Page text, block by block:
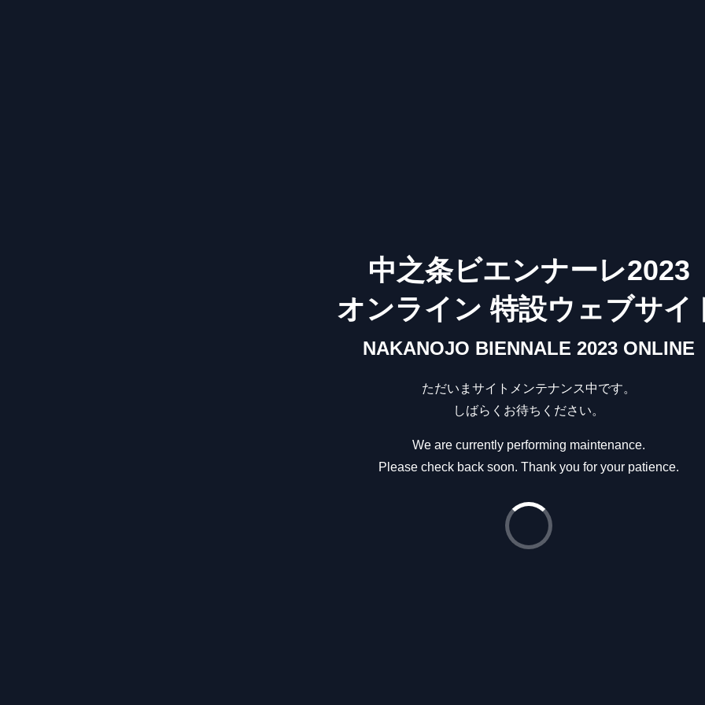
中之条ビエンナーレ2023
オンライン 特設ウェブサイ
NAKANOJO BIENNALE 2023 ONLINE
ただいまサイトメンテナンス中です。
しばらくお待ちください。
We are currently performing maintenance.
Please check back soon. Thank you for your patience.